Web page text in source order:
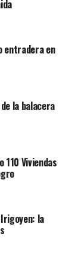
entradera en
la balacera
110 Viviendas
la